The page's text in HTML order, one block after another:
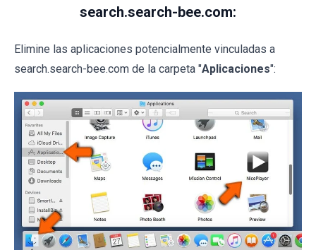
search.search-bee.com:
Elimine las aplicaciones potencialmente vinculadas a
search.search-bee.com de la carpeta "Aplicaciones":